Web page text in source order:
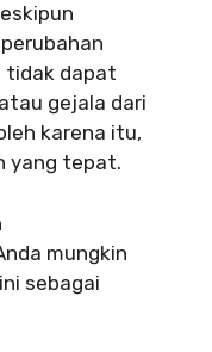
tidak dapat
gejala dari
karena itu,
yang tepat.
mungkin
sebagai